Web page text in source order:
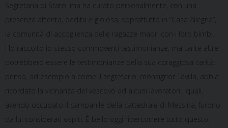
Segretaria di Stato, ma ha curato personalmente, con una
presenza attenta, dedita e gioiosa, soprattutto in “Casa Allegria”,
la comunità di accoglienza delle ragazze madri con i loro bimbi.
Ho raccolto io stesso commoventi testimonianze, ma tante altre
potrebbero essere le testimonianze della sua coraggiosa carità:
penso, ad esempio a come il segretario, monsignor Tavilla, abbia
ricordato la vicinanza del vescovo ad alcuni lavoratori i quali,
avendo occupato il campanile della cattedrale di Messina, furono
da lui considerati ospiti. È bello oggi ripercorrere tutto questo,